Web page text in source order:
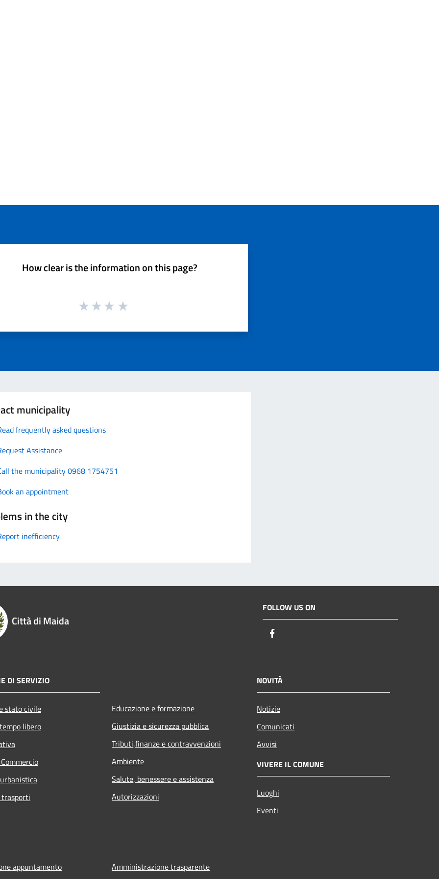
How clear is the information on this page?
municipality
frequently asked questions
Assistance
the municipality 0968 1754751
an appointment
in the city
inefficiency
Città di Maida
FOLLOW US ON
DI SERVIZIO
stato civile
libero
Educazione e formazione
Giustizia e sicurezza pubblica
Tributi,finanze e contravvenzioni
Ambiente
Salute, benessere e assistenza
Autorizzazioni
NOVITÀ
Notizie
Comunicati
Avvisi
VIVERE IL COMUNE
Luoghi
Eventi
appuntamento
Amministrazione trasparente